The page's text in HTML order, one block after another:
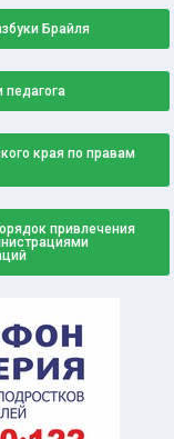
Брайля
края по правам
привлечения